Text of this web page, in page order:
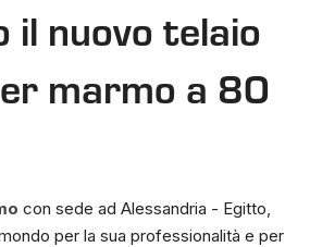
il nuovo telaio
marmo a 80
con sede ad Alessandria - Egitto,
per la sua professionalità e per